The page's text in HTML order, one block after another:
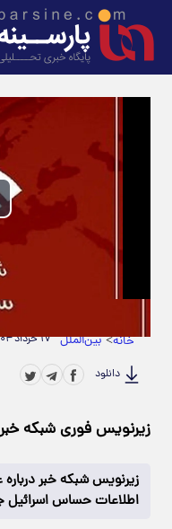
خانه>بین‌الملل ۱۷ خرداد ۱۴۰۴
دانلود
زیرنویس فوری شبکه
زیرنویس شبکه خبر
اطلاعات حساس اسرائیل